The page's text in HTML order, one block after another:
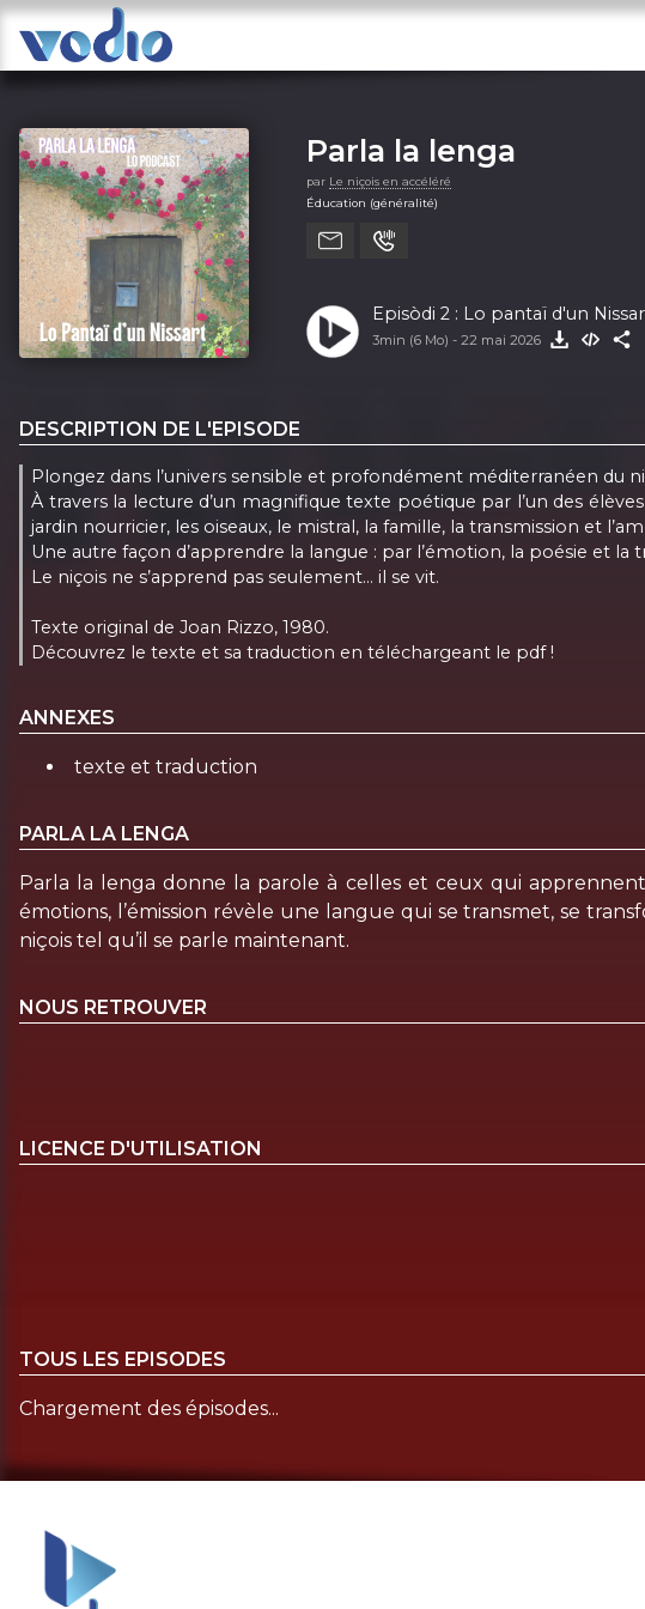
Parla la lenga
par Le niçois en accéléré
Éducation (généralité)
Episòdi 2 : Lo pantaï d'un
3min (6 Mo) - 22 mai 2026
DESCRIPTION DE L'EPISODE
Plongez dans l’univers sensible et profondément méditerranéen du
À travers la lecture d’un magnifique texte poétique par l’un des
jardin nourricier, les oiseaux, le mistral, la famille, la transmission et
Une autre façon d’apprendre la langue : par l’émotion, la poésie et la
Le niçois ne s’apprend pas seulement… il se vit.
Texte original de Joan Rizzo, 1980.
Découvrez le texte et sa traduction en téléchargeant le pdf !
ANNEXES
texte et traduction
PARLA LA LENGA
Parla la lenga donne la parole à celles et ceux qui
émotions, l’émission révèle une langue qui se transmet, se
niçois tel qu’il se parle maintenant.
NOUS RETROUVER
LICENCE D'UTILISATION
TOUS LES EPISODES
Chargement des épisodes...